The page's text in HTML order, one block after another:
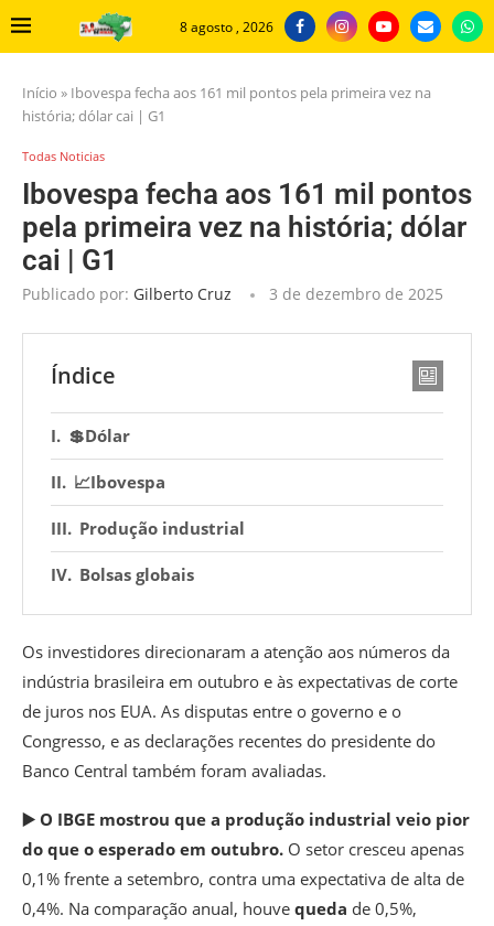
8 agosto , 2026
Início » Ibovespa fecha aos 161 mil pontos pela primeira vez na
história; dólar cai | G1
Todas Noticias
Ibovespa fecha aos 161 mil pontos
pela primeira vez na história; dólar
cai | G1
Publicado por: Gilberto Cruz 3 de dezembro de 2025
Índice
💲Dólar
📈Ibovespa
Produção industrial
Bolsas globais
Os investidores direcionaram a atenção aos números da
indústria brasileira em outubro e às expectativas de corte
de juros nos EUA. As disputas entre o governo e o
Congresso, e as declarações recentes do presidente do
Banco Central também foram avaliadas.
▶️ O IBGE mostrou que a produção industrial veio pior
do que o esperado em outubro. O setor cresceu apenas
0,1% frente a setembro, contra uma expectativa de alta de
0,4%. Na comparação anual, houve queda de 0,5%,